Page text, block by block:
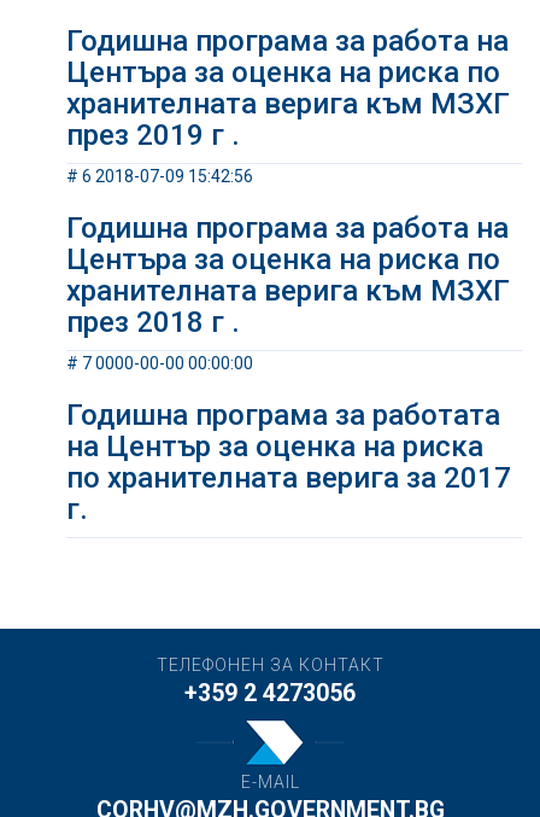
Годишна програма за работа на
Центъра за оценка на риска по
хранителната верига към МЗХГ
през 2019 г .
# 6 2018-07-09 15:42:56
Годишна програма за работа на
Центъра за оценка на риска по
хранителната верига към МЗХГ
през 2018 г .
# 7 0000-00-00 00:00:00
Годишна програма за работата
на Център за оценка на риска
по хранителната верига за 2017
г.
ТЕЛЕФОНЕН ЗА КОНТАКТ
+359 2 4273056
E-MAIL
CORHV@MZH.GOVERNMENT.BG